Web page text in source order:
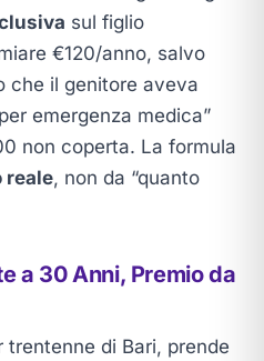
sul figlio
€120/anno, salvo
che il genitore aveva
emergenza medica”
non coperta. La formula
reale, non da “quanto
a 30 Anni, Premio da
trentenne di Bari, prende